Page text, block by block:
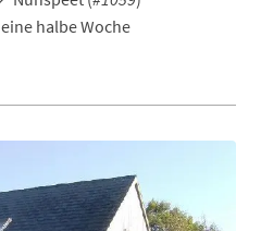
eine halbe Woche